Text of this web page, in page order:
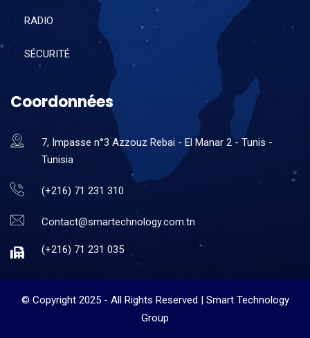
RADIO
SÉCURITÉ
Coordonnées
7, Impasse n°3 Azzouz Rebai - El Manar 2 - Tunis -
Tunisia
(+216) 71 231 310
Contact@smartechnology.com.tn
(+216) 71 231 035
© Copyright 2025 - All Rights Reserved | Smart Technology
Group